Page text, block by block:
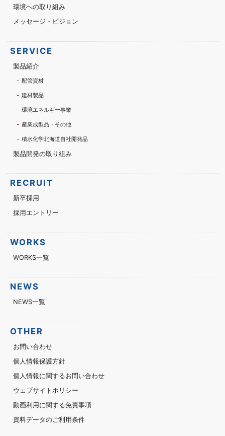
環境への取り組み
メッセージ・ビジョン
SERVICE
製品紹介
配管資材
建材製品
環境エネルギー事業
産業成型品・その他
積水化学北海道自社開発品
製品開発の取り組み
RECRUIT
新卒採用
採用エントリー
WORKS
WORKS一覧
NEWS
NEWS一覧
OTHER
お問い合わせ
個人情報保護方針
個人情報に関するお問い合わせ
ウェブサイトポリシー
動画利用に関する免責事項
資料データのご利用条件